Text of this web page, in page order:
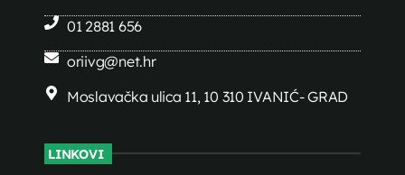
01 2881 656
oriivg@net.hr
Moslavačka ulica 11, 10 310 IVANIĆ- GRAD
LINKOVI